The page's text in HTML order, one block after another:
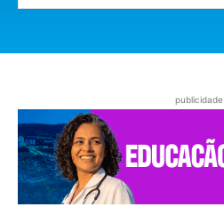
publicidade